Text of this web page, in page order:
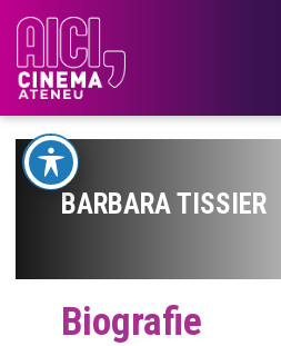
BARBARA TISSIER
Biografie